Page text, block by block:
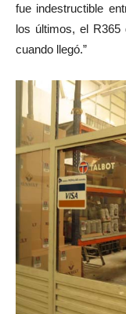
fue indestructible
los últimos, el R365
cuando llegó.”